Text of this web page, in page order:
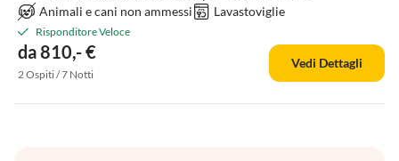
Animali e cani non ammessi
Lavastoviglie
Risponditore Veloce
da 810,- €
2 Ospiti / 7 Notti
Vedi Dettagli